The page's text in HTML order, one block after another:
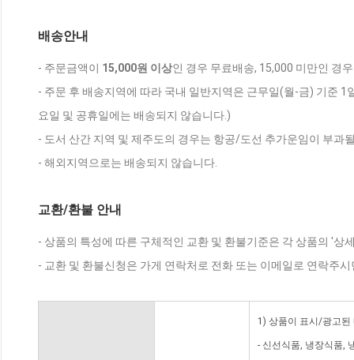
배송안내
- 주문금액이 15,000원 이상인 경우 무료배송, 15,000 미만인 경
- 주문 후 배송지역에 따라 국내 일반지역은 근무일(월-금) 기준
요일 및 공휴일에는 배송되지 않습니다.)
- 도서 산간 지역 및 제주도의 경우는 항공/도선 추가운임이 부과
- 해외지역으로는 배송되지 않습니다.
교환/환불 안내
- 상품의 특성에 따른 구체적인 교환 및 환불기준은 각 상품의 '상
- 교환 및 환불신청은 가게 연락처로 전화 또는 이메일로 연락주
1) 상품이 표시/광고된
- 신선식품, 냉장식품,